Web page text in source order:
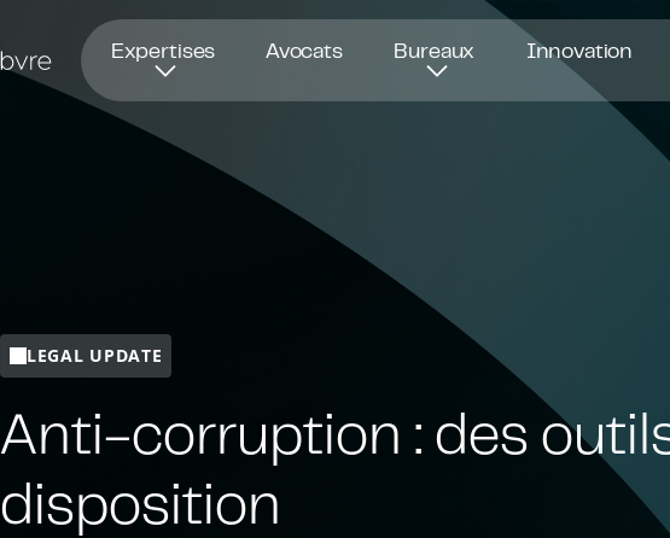
Expertises Avocats Bureaux Innovation
LEGAL UPDATE
Anti-corruption : des
disposition